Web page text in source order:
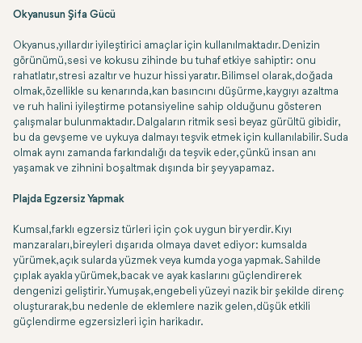
Okyanusun Şifa Gücü
Okyanus, yıllardır iyileştirici amaçlar için kullanılmaktadır. Denizin
görünümü, sesi ve kokusu zihinde bu tuhaf etkiye sahiptir: onu
rahatlatır, stresi azaltır ve huzur hissi yaratır. Bilimsel olarak, doğada
olmak, özellikle su kenarında, kan basıncını düşürme, kaygıyı azaltma
ve ruh halini iyileştirme potansiyeline sahip olduğunu gösteren
çalışmalar bulunmaktadır. Dalgaların ritmik sesi beyaz gürültü gibidir,
bu da gevşeme ve uykuya dalmayı teşvik etmek için kullanılabilir. Suda
olmak aynı zamanda farkındalığı da teşvik eder, çünkü insan anı
yaşamak ve zihnini boşaltmak dışında bir şey yapamaz.
Plajda Egzersiz Yapmak
Kumsal, farklı egzersiz türleri için çok uygun bir yerdir. Kıyı
manzaraları, bireyleri dışarıda olmaya davet ediyor: kumsalda
yürümek, açık sularda yüzmek veya kumda yoga yapmak. Sahilde
çıplak ayakla yürümek, bacak ve ayak kaslarını güçlendirerek
dengenizi geliştirir. Yumuşak, engebeli yüzeyi nazik bir şekilde direnç
oluşturarak, bu nedenle de eklemlere nazik gelen, düşük etkili
güçlendirme egzersizleri için harikadır.